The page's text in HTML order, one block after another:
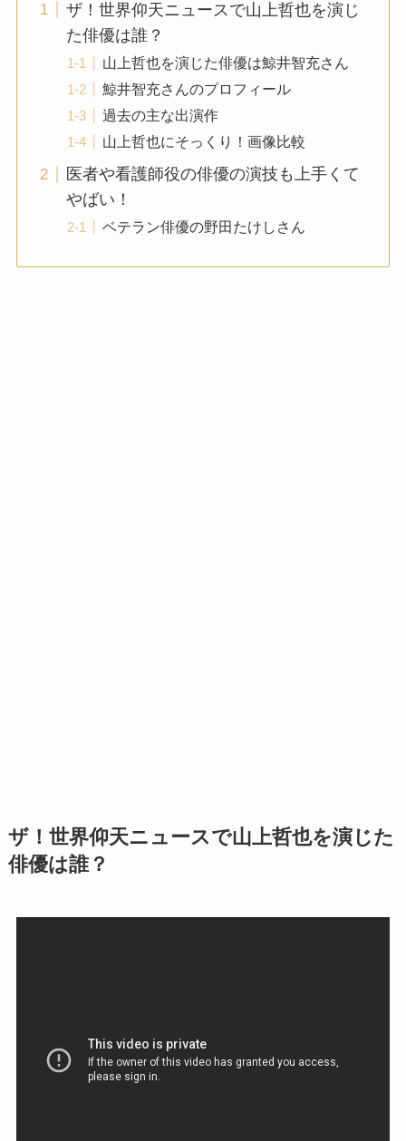
ザ！世界仰天ニュースで山上哲也を演じ
た俳優は誰？
山上哲也を演じた俳優は鯨井智充さん
鯨井智充さんのプロフィール
過去の主な出演作
山上哲也にそっくり！画像比較
医者や看護師役の俳優の演技も上手くて
やばい！
ベテラン俳優の野田たけしさん
ザ！世界仰天ニュースで山上哲也を演じた
俳優は誰？